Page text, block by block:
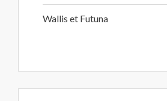
Wallis et Futuna